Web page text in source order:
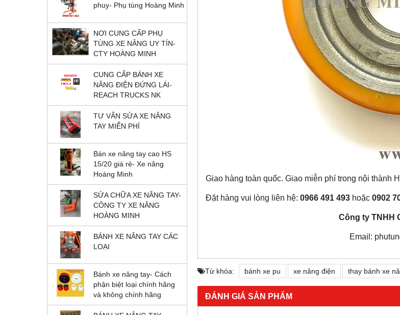
phuy- Phụ tùng Hoàng Minh
NƠI CUNG CẤP PHỤ
TÙNG XE NÂNG UY TÍN-
CTY HOÀNG MINH
CUNG CẤP BÁNH XE
NÂNG ĐIỆN ĐỨNG LÁI-
REACH TRUCKS NK
TƯ VẤN SỬA XE NÂNG
TAY MIỄN PHÍ
Bán xe nâng tay cao HS
15/20 giá rẻ- Xe nâng
Hoàng Minh
SỬA CHỮA XE NÂNG TAY-
CÔNG TY XE NÂNG
HOÀNG MINH
BÁNH XE NÂNG TAY CÁC
LOẠI
Bánh xe nâng tay- Cách
phận biệt loại chính hãng
và không chính hãng
Giao hàng toàn quốc. Giao miễn phí trong nội thành
Đặt hàng vui lòng liên hệ: 0966 491 493 hoặc 0902
Công ty TNHH
Email:
Từ khóa: bánh xe pu xe nâng điện thay bánh xe
ĐÁNH GIÁ SẢN PHẨM